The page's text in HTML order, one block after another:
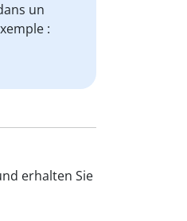
un
:
erhalten Sie